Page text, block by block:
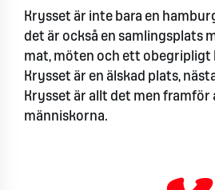
Krysset är inte bara en
det är också en samlingsplats
mat, möten och ett obegripligt
Krysset är en älskad plats,
Krysset är allt det men framför
människorna.